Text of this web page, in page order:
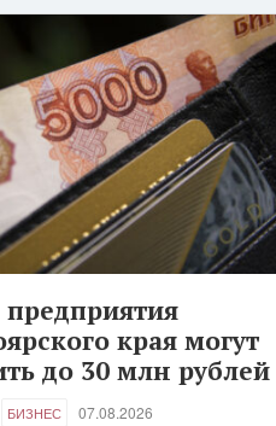
края могут
до 30 млн рублей
БИЗНЕС 07.08.2026